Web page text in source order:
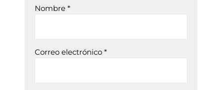
Nombre *
Correo electrónico *